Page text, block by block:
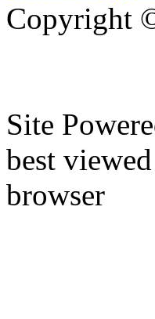
Copyright
Site
best
browser